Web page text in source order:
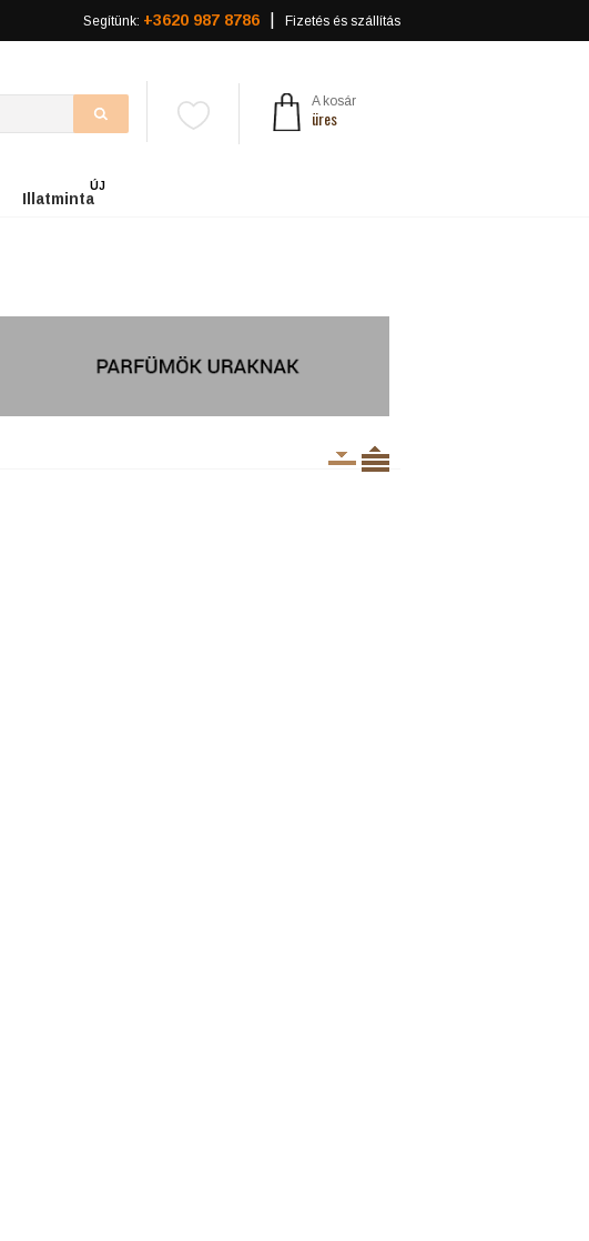
Segítünk: +3620 987 8786 Fizetés és szállítás
A kosár
üres
Illatminta
ÚJ